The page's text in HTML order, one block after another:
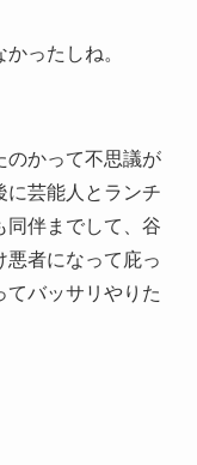
ったしね。
のかって不思議が
に芸能人とランチ
同伴までして、谷
悪者になって庇っ
てバッサリやりた